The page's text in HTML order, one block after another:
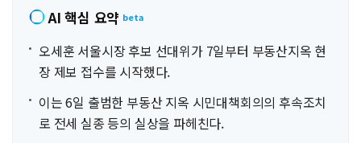
AI 핵심 요약 beta
오세훈 서울시장 후보 선대위가 7일부터 부동산지옥 현
장 제보 접수를 시작했다.
이는 6일 출범한 부동산 지옥 시민대책회의의 후속조치
로 전세 실종 등의 실상을 파헤친다.